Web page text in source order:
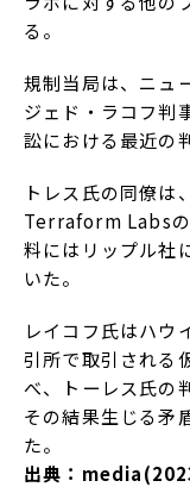
る。
規制当局は、ニュ
ジェド・ラコフ
訟における最近の
トレス氏の同僚は
Terraform Labsの
料にはリップル社
いた。
レイコフ氏はハウ
引所で取引される
べ、トーレス氏の
その結果生じる矛
た。
出典：